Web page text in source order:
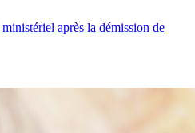
après la démission de